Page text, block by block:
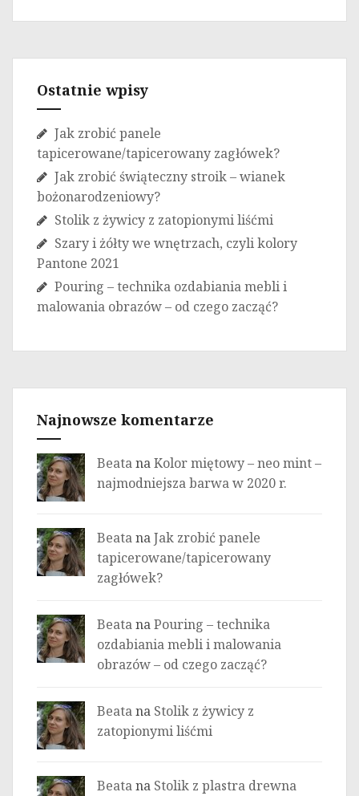
Ostatnie wpisy
Jak zrobić panele
tapicerowane/tapicerowany zagłówek?
Jak zrobić świąteczny stroik – wianek
bożonarodzeniowy?
Stolik z żywicy z zatopionymi liśćmi
Szary i żółty we wnętrzach, czyli kolory
Pantone 2021
Pouring – technika ozdabiania mebli i
malowania obrazów – od czego zacząć?
Najnowsze komentarze
BeatanaKolor miętowy – neo mint –
najmodniejsza barwa w 2020 r.
BeatanaJak zrobić panele
tapicerowane/tapicerowany
zagłówek?
BeatanaPouring – technika
ozdabiania mebli i malowania
obrazów – od czego zacząć?
Beatana Stolik z żywicy z
zatopionymi liśćmi
Beatana Stolik z plastra drewna